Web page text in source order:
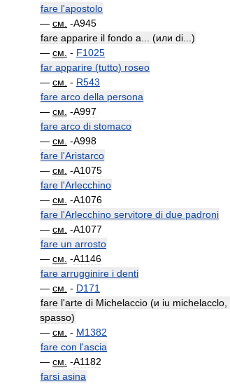
fare l'apostolo
— см -A945
fare apparire il fondo a ... (или di ...)
— см - F1025
far apparire (tutto) roseo
— см - R543
fare arco della persona
— см -A997
fare arco di stomaco
— см -A998
fare l'Aristarco
— см -A1075
fare l'Arlecchino
— см -A1076
fare l'Arlecchino servitore di due padroni
— см -A1077
fare un arrosto
— см -A1146
fare arrugginire i denti
— см - D171
fare l'arte di Michelaccio (и iu michelacclo
spasso)
— см - M1382
fare con l'ascia
— см -A1182
farsi asina